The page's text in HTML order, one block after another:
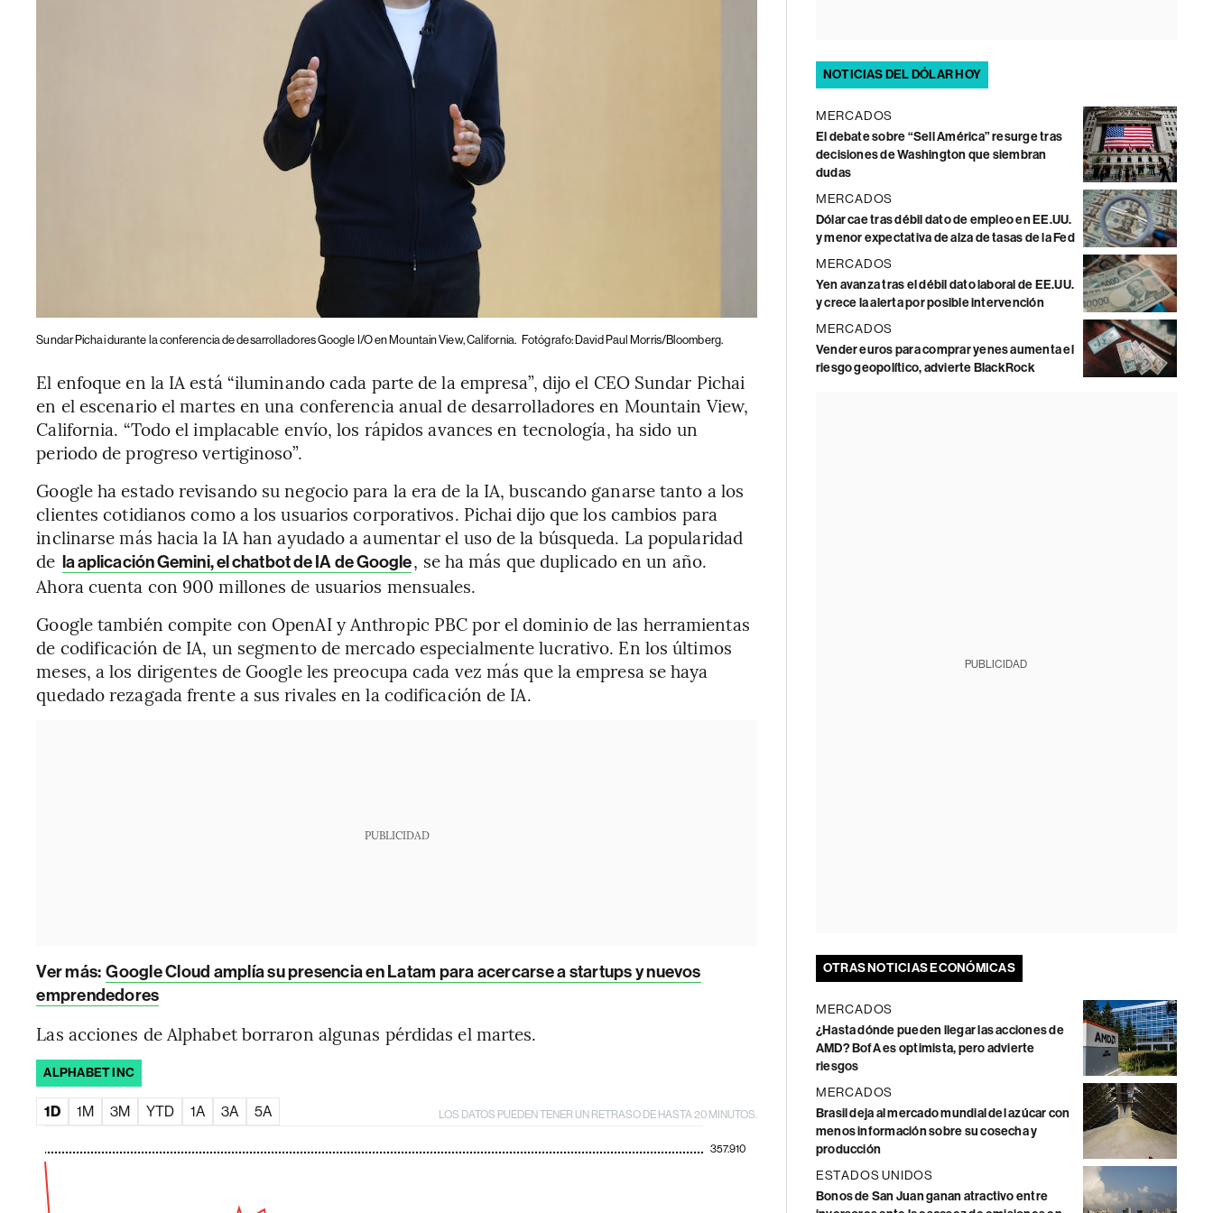
Sundar Pichai durante la conferencia de desarrolladores Google I/O en Mountain View, California. Fotógrafo: David Paul Morris/Bloomberg.
El enfoque en la IA está “iluminando cada parte de la empresa”, dijo el CEO Sundar Pichai
en el escenario el martes en una conferencia anual de desarrolladores en Mountain View,
California. “Todo el implacable envío, los rápidos avances en tecnología, ha sido un
periodo de progreso vertiginoso”.
Google ha estado revisando su negocio para la era de la IA, buscando ganarse tanto a los
clientes cotidianos como a los usuarios corporativos. Pichai dijo que los cambios para
inclinarse más hacia la IA han ayudado a aumentar el uso de la búsqueda. La popularidad
de la aplicación Gemini, el chatbot de IA de Google, se ha más que duplicado en un año.
Ahora cuenta con 900 millones de usuarios mensuales.
Google también compite con OpenAI y Anthropic PBC por el dominio de las herramientas
de codificación de IA, un segmento de mercado especialmente lucrativo. En los últimos
meses, a los dirigentes de Google les preocupa cada vez más que la empresa se haya
quedado rezagada frente a sus rivales en la codificación de IA.
PUBLICIDAD
Ver más: Google Cloud amplía su presencia en Latam para acercarse a startups y nuevos
emprendedores
Las acciones de Alphabet borraron algunas pérdidas el martes.
ALPHABET INC
1D 1M 3M YTD 1A 3A 5A LOS DATOS PUEDEN TENER UN RETRASO DE HASTA 20 MINUTOS.
357.910
NOTICIAS DEL DÓLAR HOY
MERCADOS
El debate sobre “Sell América” resurge tras
decisiones de Washington que siembran
dudas
MERCADOS
Dólar cae tras débil dato de empleo en EE.UU.
y menor expectativa de alza de tasas de la Fed
MERCADOS
Yen avanza tras el débil dato laboral de EE.UU.
y crece la alerta por posible intervención
MERCADOS
Vender euros para comprar yenes aumenta el
riesgo geopolítico, advierte BlackRock
PUBLICIDAD
OTRAS NOTICIAS ECONÓMICAS
MERCADOS
¿Hasta dónde pueden llegar las acciones de
AMD? BofA es optimista, pero advierte
riesgos
MERCADOS
Brasil deja al mercado mundial del azúcar con
menos información sobre su cosecha y
producción
ESTADOS UNIDOS
Bonos de San Juan ganan atractivo entre